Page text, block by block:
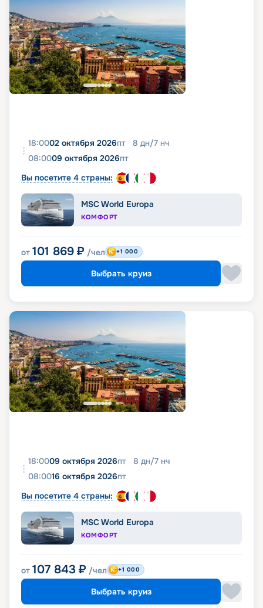
18:0002 октября 2026пт 8 дн/7 нч
08:0009 октября 2026пт
Вы посетите 4 страны:
MSC World Europa
КОМФОРТ
от 101 869 ₽ /чел +1 000
Выбрать круиз
18:0009 октября 2026пт 8 дн/7 нч
08:0016 октября 2026пт
Вы посетите 4 страны:
MSC World Europa
КОМФОРТ
от 107 843 ₽ /чел +1 000
Выбрать круиз